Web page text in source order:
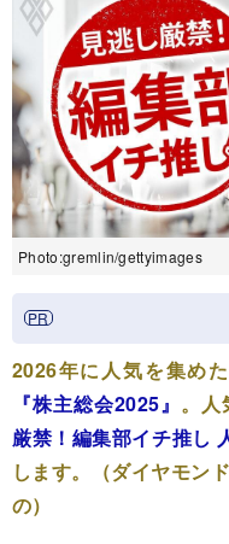
Photo:gremlin/gettyimages
2026年に人気を集め
『株主総会2025』 。人
厳禁！編集部イチ推し
します。（ダイヤモン
の）